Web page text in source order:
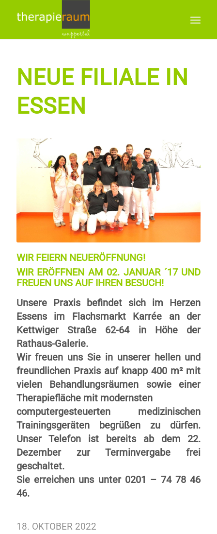
NEUE FILIALE IN
ESSEN
WIR FEIERN NEUERÖFFNUNG!
WIR ERÖFFNEN AM 02. JANUAR ´17 UND
FREUEN UNS AUF IHREN BESUCH!
Unsere Praxis befindet sich im Herzen
Essens im Flachsmarkt Karrée an der
Kettwiger Straße 62-64 in Höhe der
Rathaus-Galerie.
Wir freuen uns Sie in unserer hellen und
freundlichen Praxis auf knapp 400 m² mit
vielen Behandlungsräumen sowie einer
Therapiefläche mit modernsten
computergesteuerten medizinischen
Trainingsgeräten begrüßen zu dürfen.
Unser Telefon ist bereits ab dem 22.
Dezember zur Terminvergabe frei
geschaltet.
Sie erreichen uns unter 0201 – 74 78 46
46.
18. OKTOBER 2022